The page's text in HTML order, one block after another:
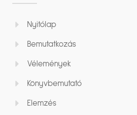
Nyitólap
Bemutatkozás
Vélemények
Könyvbemutató
Elemzés